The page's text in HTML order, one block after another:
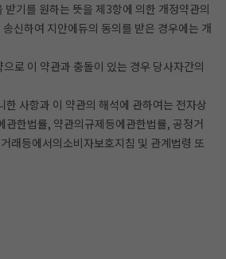
받기를 원하는 뜻을 제3항에 의한 개정약관의
신하여 지안에듀의 동의를 받은 경우에는 개
로 이 약관과 충돌이 있는 경우 당사자간의
사항과 이 약관의 해석에 관하여는 전자상
관한법률, 약관의규제등에관한법률, 공정거
래등에서의소비자보호지침 및 관계법령 또